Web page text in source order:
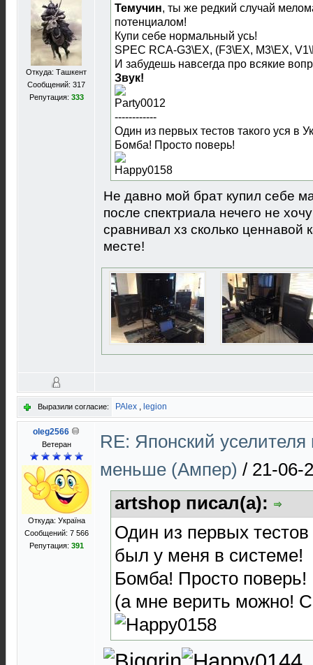
Откуда: Ташкент
Сообщений: 317
Репутация: 333
Темучин, ты же редкий случай
потенциалом!
Купи себе нормальный усь!
SPEC RCA-G3\EX, (F3\EX, M3\EX,
И забудешь навсегда про всякие
Звук!
------------
Один из первых тестов такого уся в
Бомба! Просто поверь!
Не давно мой брат купил себе
после спектриала нечего не
сравнивал хз сколько ценнавой
месте!
Выразили согласие: PAlex , legion
oleg2566
Ветеран
Откуда: Україна
Сообщений: 7 566
Репутация: 391
RE: Японский
меньше (Ампер) / 21-06-
artshop писал(а):
Один из первых тестов
был у меня в системе!
Бомба! Просто поверь!
(а мне верить можно!